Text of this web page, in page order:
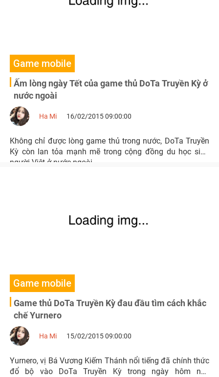
Game mobile
Ấm lòng ngày Tết của game thủ DoTa Truyền Kỳ ở
nước ngoài
Ha Mi 16/02/2015 09:00:00
Không chỉ được lòng game thủ trong nước, DoTa Truyền
Kỳ còn lan tỏa mạnh mẽ trong cộng đồng du học sinh
người Việt ở nước ngoài.
Game mobile
Game thủ DoTa Truyền Kỳ đau đầu tìm cách khắc
chế Yurnero
Ha Mi 15/02/2015 09:00:00
Yurnero, vị Bá Vương Kiếm Thánh nổi tiếng đã chính thức
đổ bộ vào DoTa Truyền Kỳ trong ngày hôm nay